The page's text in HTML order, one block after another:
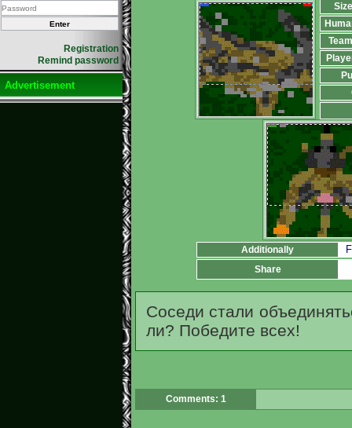
Registration
Remind password
Advertisement
Size
Additionally
Share
Соседи стали
ли? Победите всех!
Comments: 1